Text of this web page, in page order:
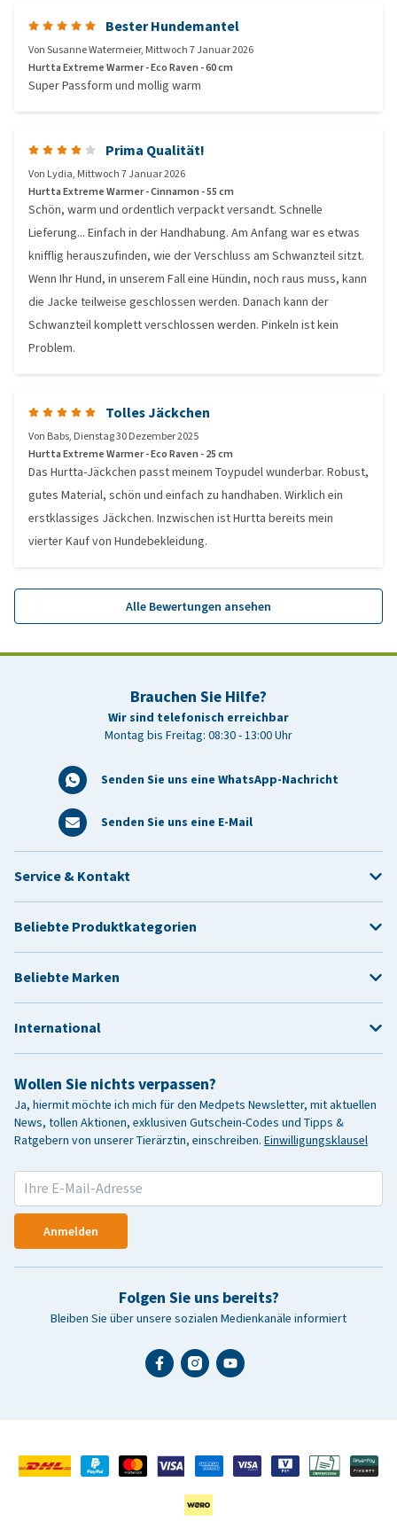
Bester Hundemantel
VonSusanne Watermeier, Mittwoch 7 Januar 2026
Hurtta Extreme Warmer - Eco Raven - 60 cm
Super Passform und mollig warm
Prima Qualität!
Von Lydia, Mittwoch 7 Januar 2026
Hurtta Extreme Warmer - Cinnamon - 55 cm
Schön, warm und ordentlich verpackt versandt. Schnelle
Lieferung... Einfach in der Handhabung. Am Anfang war es etwas
knifflig herauszufinden, wie der Verschluss am Schwanzteil sitzt.
Wenn Ihr Hund, in unserem Fall eine Hündin, noch raus muss, kann
die Jacke teilweise geschlossen werden. Danach kann der
Schwanzteil komplett verschlossen werden. Pinkeln ist kein
Problem.
Tolles Jäckchen
Von Babs, Dienstag 30 Dezember 2025
Hurtta Extreme Warmer - Eco Raven - 25 cm
Das Hurtta-Jäckchen passt meinem Toypudel wunderbar. Robust,
gutes Material, schön und einfach zu handhaben. Wirklich ein
erstklassiges Jäckchen. Inzwischen ist Hurtta bereits mein
vierter Kauf von Hundebekleidung.
Alle Bewertungen ansehen
Brauchen Sie Hilfe?
Wir sind telefonisch erreichbar
Montag bis Freitag: 08:30 - 13:00 Uhr
Senden Sie uns eine WhatsApp-Nachricht
Senden Sie uns eine E-Mail
Wollen Sie nichts verpassen?
Ja, hiermit möchte ich mich für den Medpets Newsletter, mit aktuellen
News, tollen Aktionen, exklusiven Gutschein-Codes und Tipps &
Ratgebern von unserer Tierärztin, einschreiben. Einwilligungsklausel
Anmelden
Folgen Sie uns bereits?
Bleiben Sie über unsere sozialen Medienkanäle informiert
Service & Kontakt
Beliebte Produktkategorien
Beliebte Marken
International